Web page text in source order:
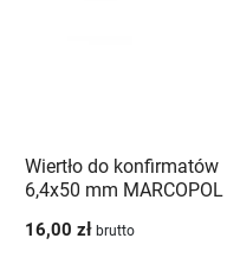
Wiertło do konfirmatów
6,4x50 mm MARCOPOL
16,00 zł brutto